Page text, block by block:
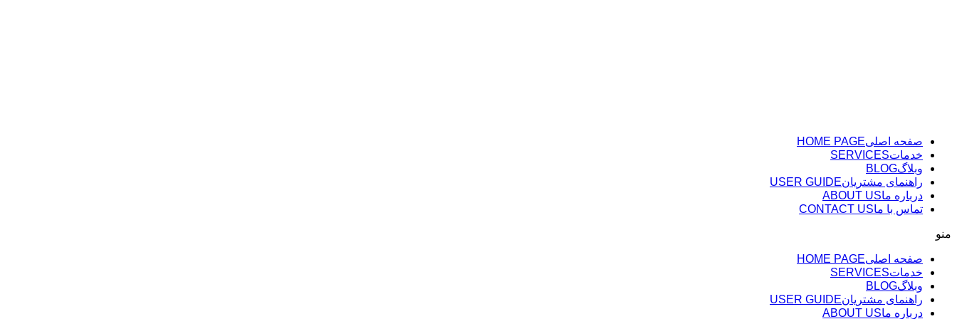
صفحه اصلیHOME PAGE
خدماتSERVICES
وبلاگBLOG
راهنمای مشتریانUSER GUIDE
درباره ماABOUT US
تماس با ماCONTACT US
منو
صفحه اصلیHOME PAGE
خدماتSERVICES
وبلاگBLOG
راهنمای مشتریانUSER GUIDE
درباره ماABOUT US